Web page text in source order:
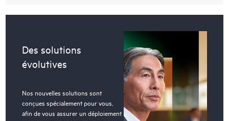
Des solutions
évolutives
Nos nouvelles solutions sont
conçues spécialement pour vous,
afin de vous assurer un déploiement